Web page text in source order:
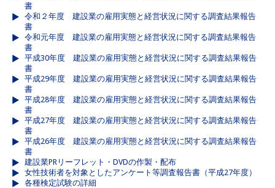
書
令和２年度 建設業の雇用実態と経営状況に関する調査結果報告
書
令和元年度 建設業の雇用実態と経営状況に関する調査結果報告
書
平成30年度 建設業の雇用実態と経営状況に関する調査結果報告
書
平成29年度 建設業の雇用実態と経営状況に関する調査結果報告
書
平成28年度 建設業の雇用実態と経営状況に関する調査結果報告
書
平成27年度 建設業の雇用実態と経営状況に関する調査結果報告
書
平成26年度 建設業の雇用実態と経営状況に関する調査結果報告
書
建設業PRリーフレット・DVDの作製・配布
女性技術者を対象としたアンケート等調査報告書（平成27年度）
各種検定試験の詳細